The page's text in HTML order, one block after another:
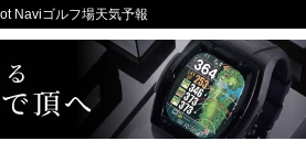
Naviゴルフ場天気予報